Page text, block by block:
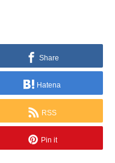
Share
Hatena
RSS
Pin it